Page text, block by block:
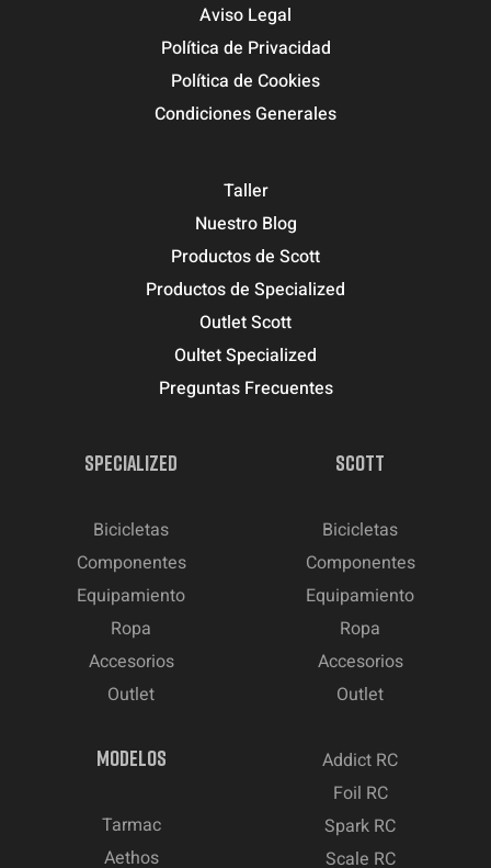
Aviso Legal
Política de Privacidad
Política de Cookies
Condiciones Generales
Taller
Nuestro Blog
Productos de Scott
Productos de Specialized
Outlet Scott
Oultet Specialized
Preguntas Frecuentes
SPECIALIZED
Bicicletas
Componentes
Equipamiento
Ropa
Accesorios
Outlet
SCOTT
Bicicletas
Componentes
Equipamiento
Ropa
Accesorios
Outlet
MODELOS
Tarmac
Aethos
Addict RC
Foil RC
Spark RC
Scale RC